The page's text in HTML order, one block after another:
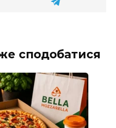
сподобатися